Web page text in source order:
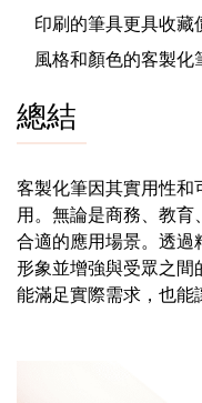
印刷的筆具更具收藏
風格和顏色的客製化
總結
客製化筆因其實用性和
用。無論是商務、教
合適的應用場景。透過
形象並增強與受眾之間
能滿足實際需求，也能